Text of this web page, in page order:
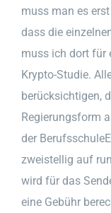
muss man es
dass die
muss ich dort für
Krypto-Studie.
berücksichtigen,
Regierungsform
der
zweistellig auf
wird für das
eine Gebühr